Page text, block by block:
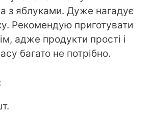
з яблуками. Дуже нагадує
Рекомендую приготувати
адже продукти прості і
багато не потрібно.